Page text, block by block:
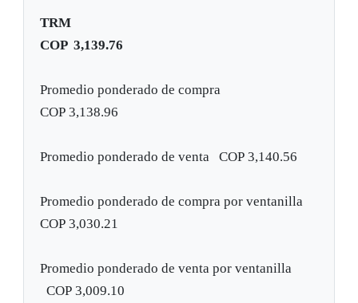
TRM
COP 3,139.76
Promedio ponderado de compra
COP 3,138.96
Promedio ponderado de venta COP 3,140.56
Promedio ponderado de compra por ventanilla
COP 3,030.21
Promedio ponderado de venta por ventanilla
COP 3,009.10